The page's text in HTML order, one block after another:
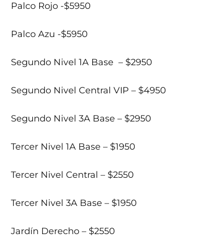
Palco Rojo -$5950
Palco Azu -$5950
Segundo Nivel 1A Base – $2950
Segundo Nivel Central VIP – $4950
Segundo Nivel 3A Base – $2950
Tercer Nivel 1A Base – $1950
Tercer Nivel Central – $2550
Tercer Nivel 3A Base – $1950
Jardín Derecho – $2550